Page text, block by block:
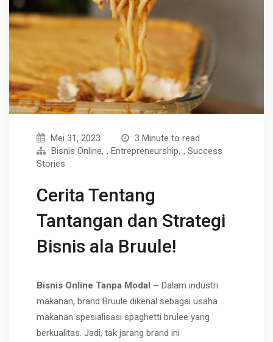
Mei 31, 2023
3 Minute to read
Bisnis Online , Entrepreneurship , Success
Stories
Cerita Tentang
Tantangan dan Strategi
Bisnis ala Bruule!
Bisnis Online Tanpa Modal – Dalam industri
makanan, brand Bruule dikenal sebagai usaha
makanan spesialisasi spaghetti brulee yang
berkualitas. Jadi, tak jarang brand ini